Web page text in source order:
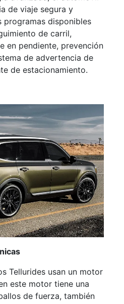
de viaje segura y
programas disponibles
de carril,
en pendiente, prevención
de advertencia de
de estacionamiento.
Tellurides usan un motor
este motor tiene una
de fuerza, también